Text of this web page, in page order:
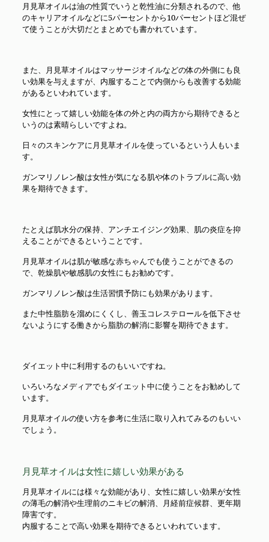
月見草オイルは油の性質でいうと乾性油に分類されるので、他
のキャリアオイルなどに5パーセントから10パーセントほど混ぜ
て使うことが大切だとまとめでも書かれています。
また、月見草オイルはマッサージオイルなどの体の外側にも良
い効果を与えますが、内服することで内側からも改善する効能
があるといわれています。
女性にとって嬉しい効能を体の外と内の両方から期待できると
いうのは素晴らしいですよね。
日々のスキンケアに月見草オイルを使っているという人もいま
す。
ガンマリノレン酸は女性が気になる肌や体のトラブルに高い効
果を期待できます。
たとえば肌水分の保持、アンチエイジング効果、肌の炎症を抑
えることができるということです。
月見草オイルは肌が敏感な赤ちゃんでも使うことができるの
で、乾燥肌や敏感肌の女性にもお勧めです。
ガンマリノレン酸は生活習慣予防にも効果があります。
また中性脂肪を溜めにくくし、善玉コレステロールを低下させ
ないようにする働きから脂肪の解消に影響を期待できます。
ダイエット中に利用するのもいいですね。
いろいろなメディアでもダイエット中に使うことをお勧めして
います。
月見草オイルの使い方を参考に生活に取り入れてみるのもいい
でしょう。
月見草オイルは女性に嬉しい効果がある
月見草オイルには様々な効能があり、女性に嬉しい効果が女性
の薄毛の解消や生理前のニキビの解消、月経前症候群、更年期
障害です。
内服することで高い効果を期待できるといわれています。